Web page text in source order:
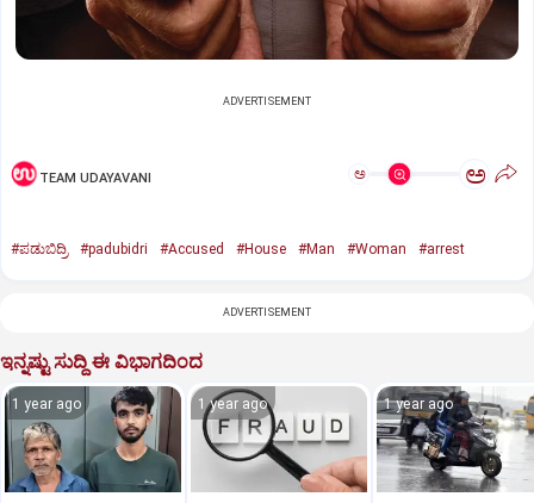
ADVERTISEMENT
TEAM UDAYAVANI ಅ ಅ
#ಪಡುಬಿದ್ರಿ #padubidri #Accused #House #Man #Woman #arrest
ADVERTISEMENT
ಇನ್ನಷ್ಟು ಸುದ್ದಿ ಈ ವಿಭಾಗದಿಂದ
1 year ago 1 year ago 1 year ago